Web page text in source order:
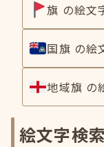
旗 の絵文
国旗 の絵
地域旗 の
絵文字検